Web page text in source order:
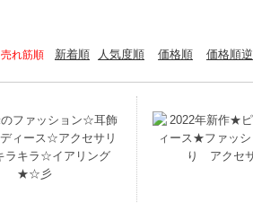
売れ筋順 新着順 人気度順 価格順 価格順逆